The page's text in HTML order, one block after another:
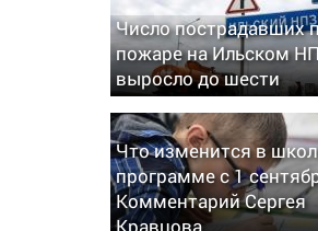
Число пострадавших
пожаре на Ильском
выросло до шести
Что изменится в
программе с 1
Комментарий Сергея